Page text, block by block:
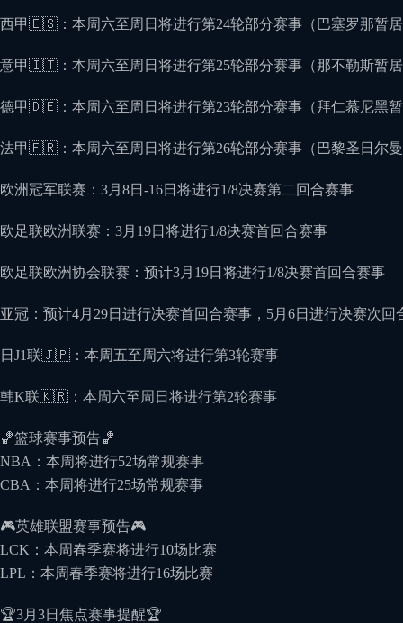
西甲🇪🇸：本周六至周日将进行第24轮部分赛事（巴塞罗那暂
意甲🇮🇹：本周六至周日将进行第25轮部分赛事（那不勒斯暂
德甲🇩🇪：本周六至周日将进行第23轮部分赛事（拜仁慕尼黑
法甲🇫🇷：本周六至周日将进行第26轮部分赛事（巴黎圣日尔
欧洲冠军联赛：3月8日-16日将进行1/8决赛第二回合赛事
欧足联欧洲联赛：3月19日将进行1/8决赛首回合赛事
欧足联欧洲协会联赛：预计3月19日将进行1/8决赛首回合赛事
亚冠：预计4月29日进行决赛首回合赛事，5月6日进行决赛次回
日J1联🇯🇵：本周五至周六将进行第3轮赛事
韩K联🇰🇷：本周六至周日将进行第2轮赛事
🏀篮球赛事预告🏀
NBA：本周将进行52场常规赛事
CBA：本周将进行25场常规赛事
🎮英雄联盟赛事预告🎮
LCK：本周春季赛将进行10场比赛
LPL：本周春季赛将进行16场比赛
🏆3月3日焦点赛事提醒🏆